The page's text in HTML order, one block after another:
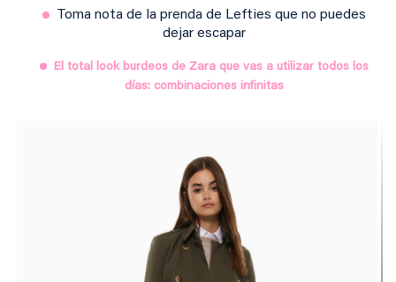
Toma nota de la prenda de Lefties que no puedes
dejar escapar
El total look burdeos de Zara que vas a utilizar todos los
días: combinaciones infinitas